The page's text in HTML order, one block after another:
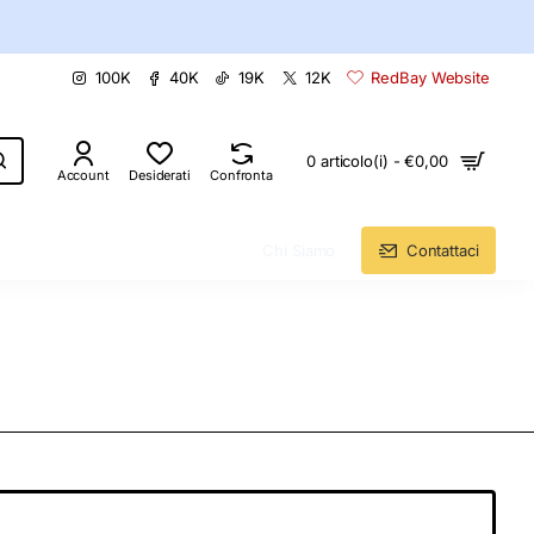
100K 40K 19K 12K RedBay Website
Account Desiderati Confronta
0 articolo(i) - €0,00
Contattaci